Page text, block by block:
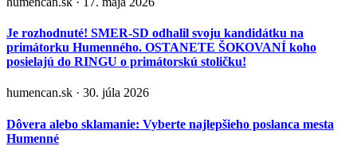
Je rozhodnuté! SMER-SD odhalil svoju kandidátku na
primátorku Humenného. OSTANETE ŠOKOVANÍ koho
posielajú do RINGU o primátorskú stoličku!
humencan.sk · 30. júla 2026
Dôvera alebo sklamanie: Vyberte najlepšieho poslanca mesta
Humenné